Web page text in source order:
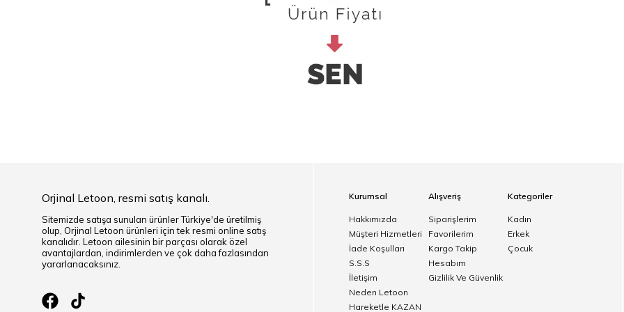
Orjinal Letoon, resmi satış kanalı.
Sitemizde satışa sunulan ürünler Türkiye'de üretilmiş
olup, Orjinal Letoon ürünleri için tek resmi online satış
kanalıdır. Letoon ailesinin bir parçası olarak özel
avantajlardan, indirimlerden ve çok daha fazlasından
yararlanacaksınız.
Kurumsal
Hakkımızda
Müşteri Hizmetleri
İade Koşulları
S.S.S
İletişim
Neden Letoon
Hareketle KAZAN
Alışveriş
Siparişlerim
Favorilerim
Kargo Takip
Hesabım
Gizlilik Ve Güvenlik
Kategoriler
Kadın
Erkek
Çocuk